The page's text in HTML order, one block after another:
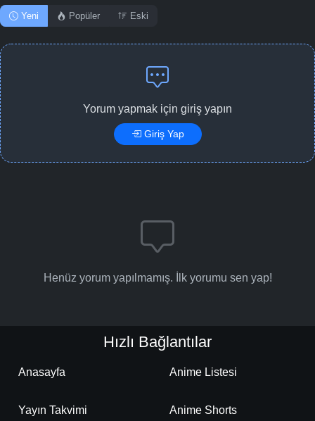
Yeni Popüler Eski
Yorum yapmak için giriş yapın
Giriş Yap
Henüz yorum yapılmamış. İlk yorumu sen yap!
Hızlı Bağlantılar
Anasayfa Anime Listesi
Yayın Takvimi Anime Shorts